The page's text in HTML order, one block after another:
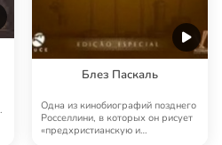
Блез Паскаль
Одна из кинобиографий позднего
Росселлини, в которых он рисует
«предхристианскую и